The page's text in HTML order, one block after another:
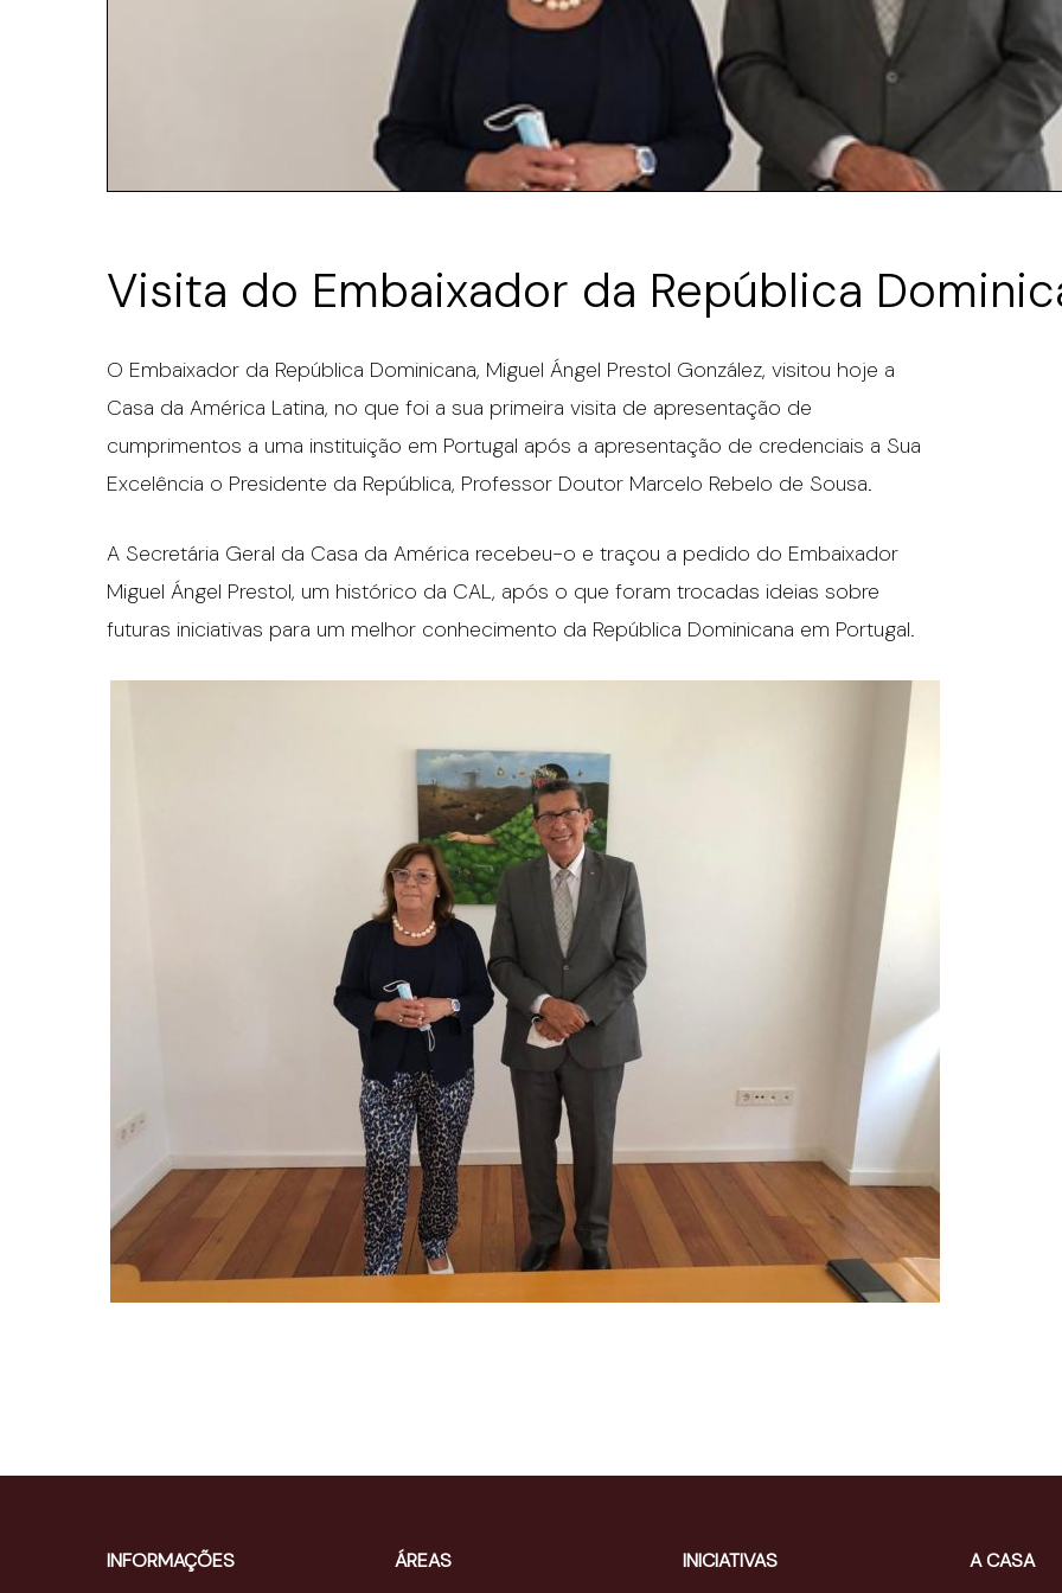
Visita do Embaixador da República
O Embaixador da República Dominicana, Miguel Ángel Prestol González, visitou hoje a
Casa da América Latina, no que foi a sua primeira visita de apresentação de
cumprimentos a uma instituição em Portugal após a apresentação de credenciais a Sua
Excelência o Presidente da República, Professor Doutor Marcelo Rebelo de Sousa.
A Secretária Geral da Casa da América recebeu-o e traçou a pedido do Embaixador
Miguel Ángel Prestol, um histórico da CAL, após o que foram trocadas ideias sobre
futuras iniciativas para um melhor conhecimento da República Dominicana em Portugal.
INFORMAÇÕES ÁREAS INICIATIVAS A CASA